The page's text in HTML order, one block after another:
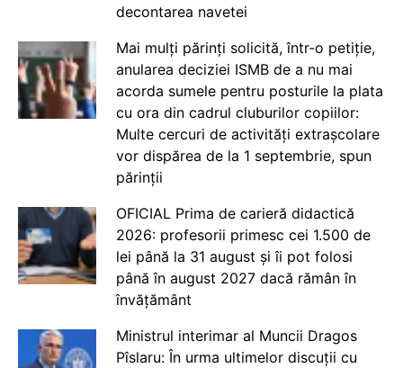
decontarea navetei
Mai mulți părinți solicită, într-o petiție,
anularea deciziei ISMB de a nu mai
acorda sumele pentru posturile la plata
cu ora din cadrul cluburilor copiilor:
Multe cercuri de activități extrașcolare
vor dispărea de la 1 septembrie, spun
părinții
OFICIAL Prima de carieră didactică
2026: profesorii primesc cei 1.500 de
lei până la 31 august și îi pot folosi
până în august 2027 dacă rămân în
învățământ
Ministrul interimar al Muncii Dragos
Pîslaru: În urma ultimelor discuții cu